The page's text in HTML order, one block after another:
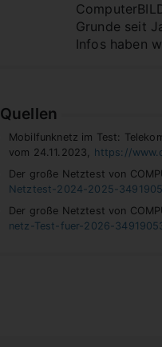
Grunde seit
Infos haben
Quellen
Mobilfunknetz im Test:
vom 24.11.2023, https://
Der große Netztest von
Netztest-2024-2025-
Der große Netztest von
netz-Test-fuer-2026-